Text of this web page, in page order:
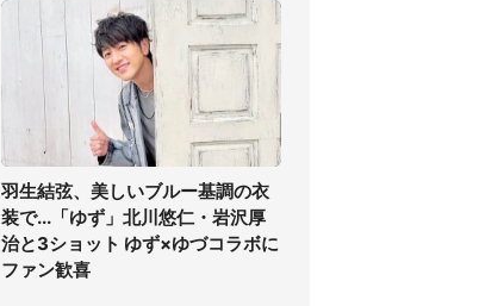
羽生結弦、美しいブルー基調の衣
装で...「ゆず」北川悠仁・岩沢厚
治と3ショット ゆず×ゆづコラボに
ファン歓喜